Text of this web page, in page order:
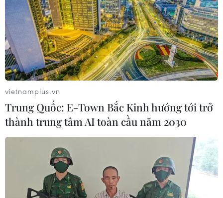
Hà Nội: Bắt giữ hơn 33kg vàng nhập
lậu từ Trung Quốc
13/01/2015 10:52
Các đối tượng buôn lậu đang giao nhận hàng tại khu
vực siêu thị Metro (Hà Nội) thì bị phòng PC46 bắt quả
tang. Hơn 33kg vàng trị giá 1 triệu USD nhập lậu từ
Trung Quốc đã bị thu giữ.
vietnamplus.vn
Trung Quốc: E-Town Bắc Kinh hướng tới trở
thành trung tâm AI toàn cầu năm 2030